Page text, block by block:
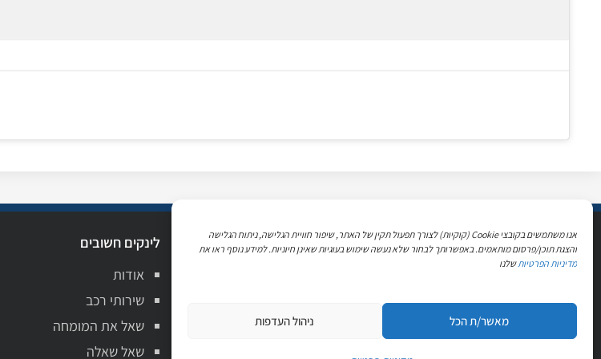
אנו משתמשים בקובצי Cookie (קוקיות) לצורך תפעול תקין של האתר, שיפור חוויית הגלישה, ניתוח הגלישה
והצגת תוכן/פרסום מותאמים. באפשרותך לבחור שלא נעשה שימוש בעוגיות שאינן חיוניות. למידע נוסף ראו את
מדיניות הפרטיותשלנו
מאשר/ת הכל ניהול העדפות
אודות
הוקמו בשנת 1994 על ידי אלי רזניק
מתוך רצון לתת את השירות הטוב
השירותים שלנו
מרכז שירות יונדאי רעננה
לינקים חשובים
אודות
שירותי רכב
שאל את המומחה
שאל שאלה